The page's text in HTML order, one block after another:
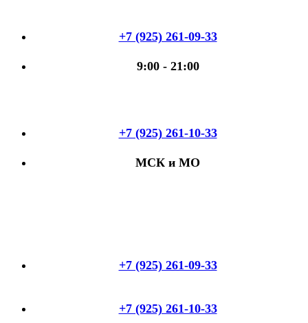
+7 (925) 261-09-33
9:00 - 21:00
+7 (925) 261-10-33
МСК и МО
+7 (925) 261-09-33
+7 (925) 261-10-33